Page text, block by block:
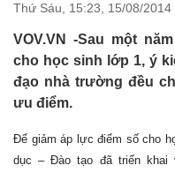
Nhận diện sự thật
Thứ Sáu, 15:23, 15/08/2014
VOV.VN -Sau một
cho học sinh lớp 1, ý
đạo nhà trường đều
ưu điểm.
Để giảm áp lực điểm số cho
dục – Đào tạo đã triển khai